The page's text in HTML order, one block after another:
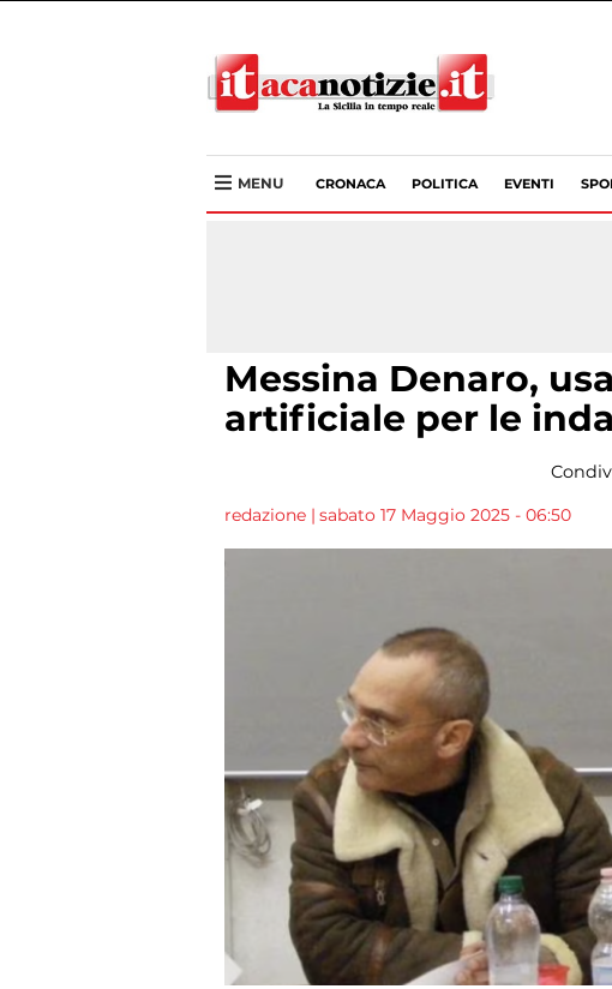
MENU CRONACA POLITICA EVENTI
Messina Denaro,
artificiale per le
redazione | sabato 17 Maggio 2025 - 06:50